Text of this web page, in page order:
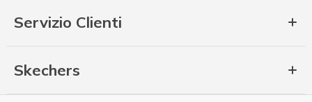
Servizio Clienti
Skechers